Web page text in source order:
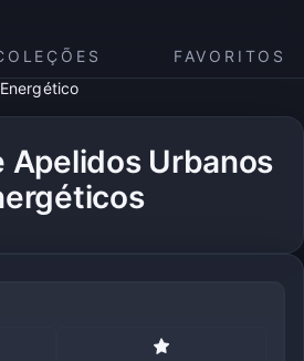
FAVORITOS
Energético
Apelidos Urbanos